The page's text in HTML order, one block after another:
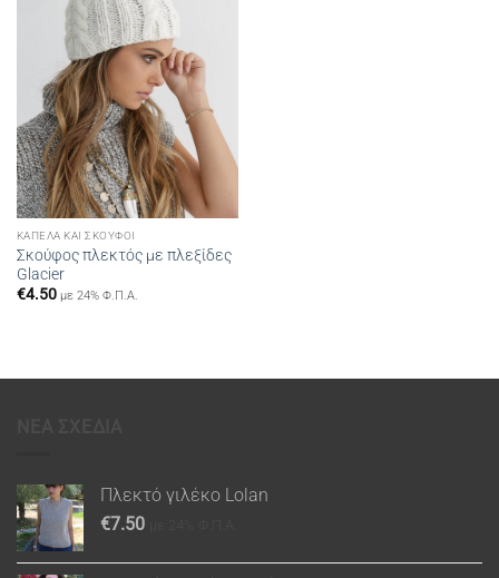
ΚΑΠΈΛΑ ΚΑΙ ΣΚΟΎΦΟΙ
Σκούφος πλεκτός με πλεξίδες
Glacier
€4.50 με 24% Φ.Π.Α.
Πλεκτό γιλέκο Lolan
€7.50